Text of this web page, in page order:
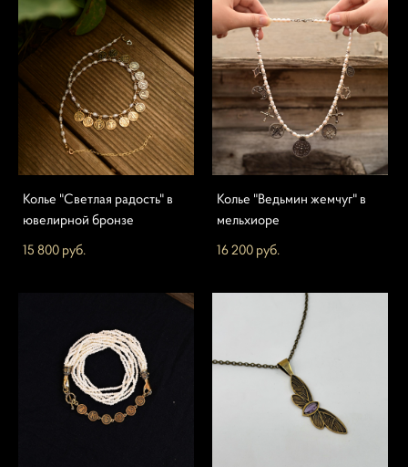
Колье "Светлая радость" в
ювелирной бронзе
15 800 pуб.
Колье "Ведьмин жемчуг" в
мельхиоре
16 200 pуб.